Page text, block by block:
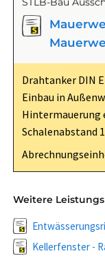
Drahtanker DIN
Einbau in
Hintermauerung
Schalenabstand
Weitere
Kellerfenster -